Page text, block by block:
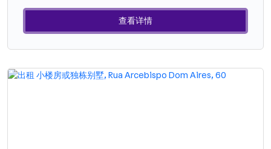
查看详情